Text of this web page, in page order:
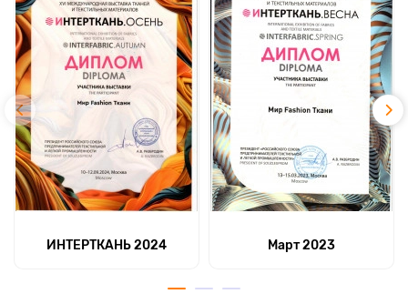
ИНТЕРТКАНЬ 2024 Март 2023